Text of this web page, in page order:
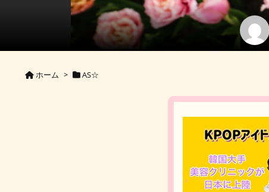
ホーム > AS☆